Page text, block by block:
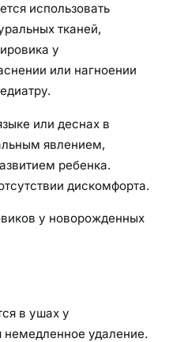
использовать
тканей,
у
или нагноении
или деснах в
явлением,
ребенка.
дискомфорта.
в ушах у
удаление.